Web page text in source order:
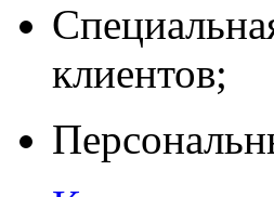
клиентов;